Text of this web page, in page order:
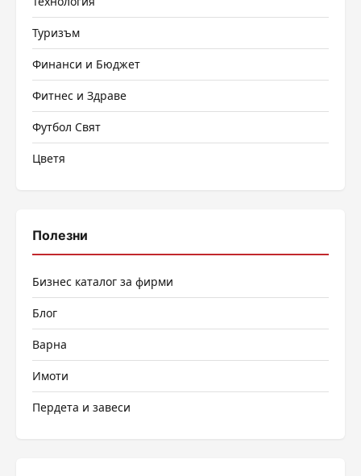
Туризъм
Финанси и Бюджет
Фитнес и Здраве
Футбол Свят
Цветя
Полезни
Бизнес каталог за фирми
Блог
Варна
Имоти
Пердета и завеси